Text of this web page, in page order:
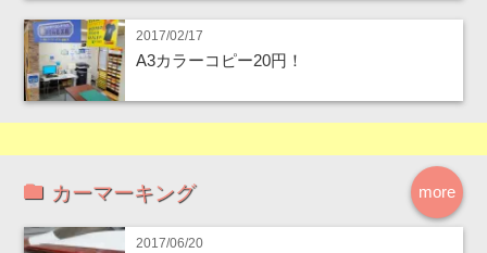
2017/02/17
A3カラーコピー20円！
more
カーマーキング
2017/06/20